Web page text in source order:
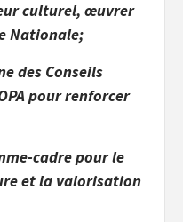
culturel, œuvrer
Nationale;
des Conseils
pour renforcer
cadre pour le
et la valorisation